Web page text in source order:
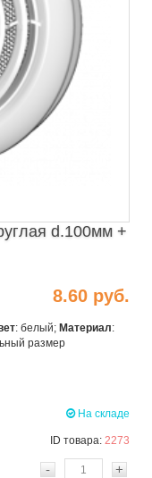
d.100мм +
8.60 руб.
: белый; Материал:
размер
На складе
ID товара: 2273
- +